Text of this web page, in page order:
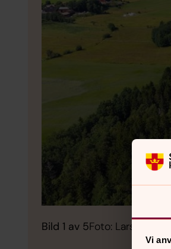
Vi
Bild 1 av 5Foto: Lars